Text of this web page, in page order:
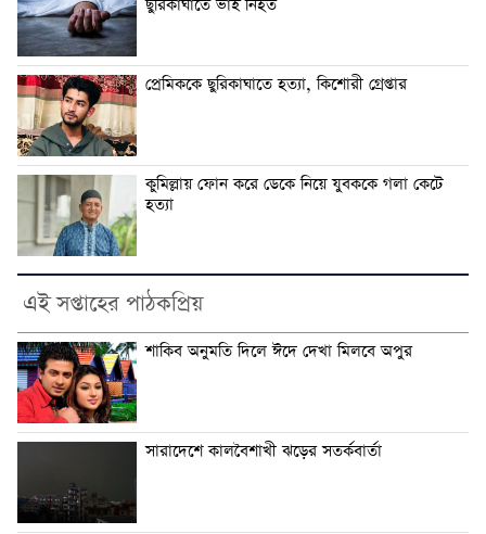
ছুরিকাঘাতে ভাই নিহত
প্রেমিককে ছুরিকাঘাতে হত্যা, কিশোরী গ্রেপ্তার
কুমিল্লায় ফোন করে ডেকে নিয়ে যুবককে গলা কেটে
হত্যা
এই সপ্তাহের পাঠকপ্রিয়
শাকিব অনুমতি দিলে ঈদে দেখা মিলবে অপুর
সারাদেশে কালবৈশাখী ঝড়ের সতর্কবার্তা